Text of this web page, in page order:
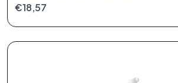
€18,57